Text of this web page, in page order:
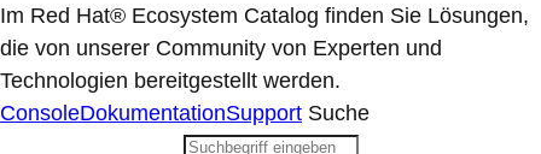
Im Red Hat® Ecosystem Catalog finden Sie Lösungen,
die von unserer Community von Experten und
Technologien bereitgestellt werden.
ConsoleDokumentationSupport Suche